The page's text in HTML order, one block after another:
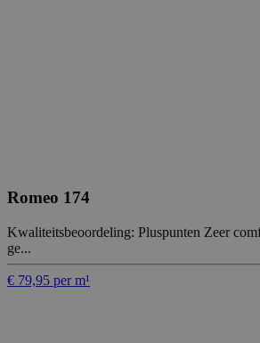
Romeo 174
Kwaliteitsbeoordeling: Pluspunten Zeer
ge...
€ 79,95 per m¹